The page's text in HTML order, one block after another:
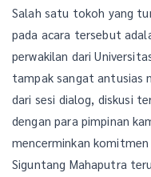
Salah satu tokoh yang
pada acara tersebut
perwakilan dari
tampak sangat antusias
dari sesi dialog, diskusi
dengan para pimpinan
mencerminkan
Siguntang Mahaputra